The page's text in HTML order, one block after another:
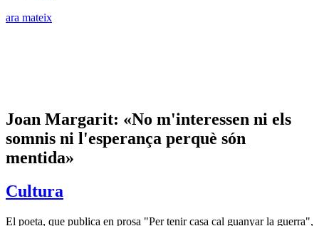
ara mateix
Joan Margarit: «No m'interessen ni els
somnis ni l'esperança perquè són
mentida»
Cultura
El poeta, que publica en prosa "Per tenir casa cal guanyar la guerra",